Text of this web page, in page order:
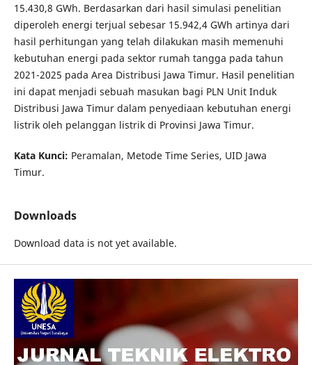
15.430,8 GWh. Berdasarkan dari hasil simulasi penelitian
diperoleh energi terjual sebesar 15.942,4 GWh artinya dari
hasil perhitungan yang telah dilakukan masih memenuhi
kebutuhan energi pada sektor rumah tangga pada tahun
2021-2025 pada Area Distribusi Jawa Timur. Hasil penelitian
ini dapat menjadi sebuah masukan bagi PLN Unit Induk
Distribusi Jawa Timur dalam penyediaan kebutuhan energi
listrik oleh pelanggan listrik di Provinsi Jawa Timur.
Kata Kunci: Peramalan, Metode Time Series, UID Jawa
Timur.
Downloads
Download data is not yet available.